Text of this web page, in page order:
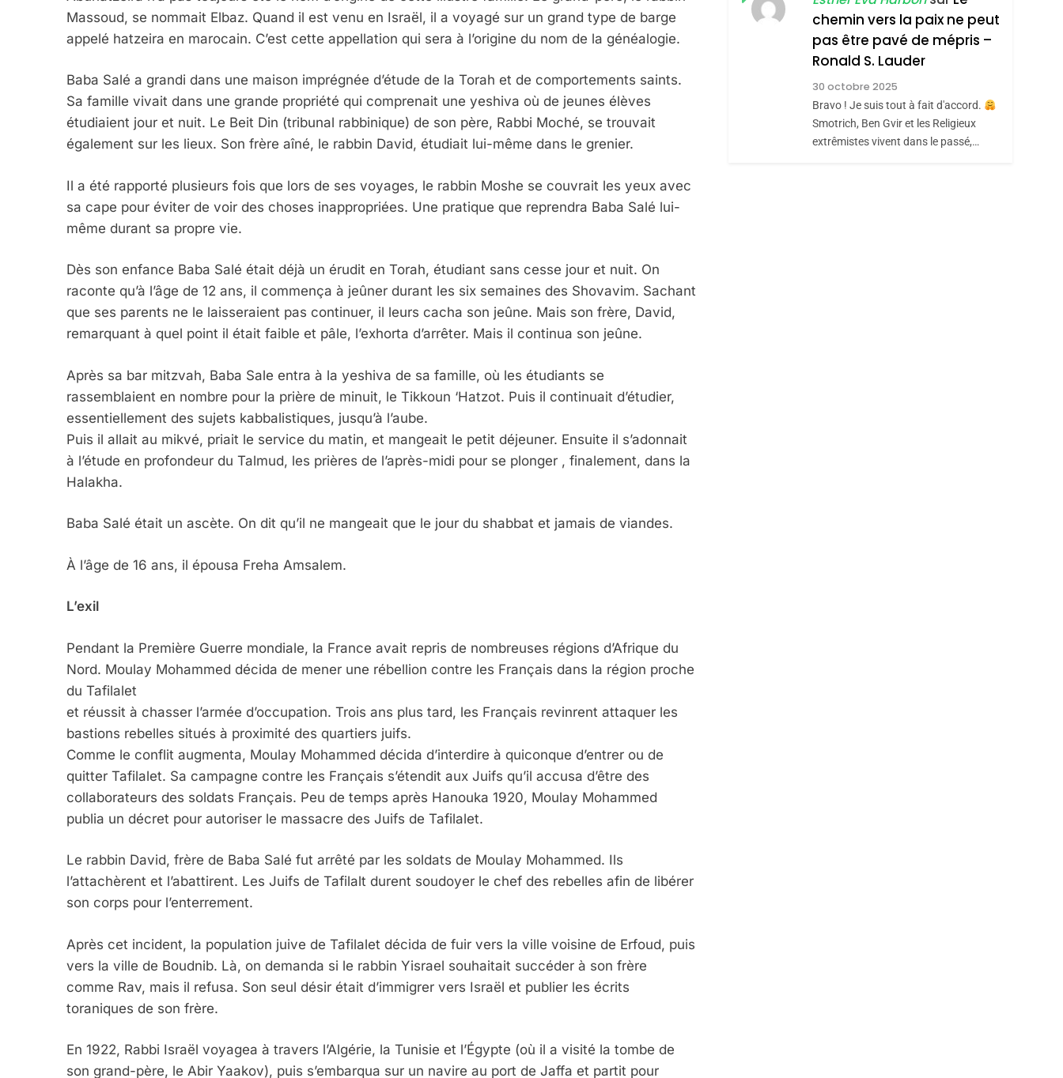
Massoud, se nommait Elbaz. Quand il est venu en Israël, il a voyagé sur un grand type de barge
appelé hatzeira en marocain. C’est cette appellation qui sera à l’origine du nom de la généalogie.
Baba Salé a grandi dans une maison imprégnée d’étude de la Torah et de comportements saints.
Sa famille vivait dans une grande propriété qui comprenait une yeshiva où de jeunes élèves
étudiaient jour et nuit. Le Beit Din (tribunal rabbinique) de son père, Rabbi Moché, se trouvait
également sur les lieux. Son frère aîné, le rabbin David, étudiait lui-même dans le grenier.
Il a été rapporté plusieurs fois que lors de ses voyages, le rabbin Moshe se couvrait les yeux avec
sa cape pour éviter de voir des choses inappropriées. Une pratique que reprendra Baba Salé lui-
même durant sa propre vie.
Dès son enfance Baba Salé était déjà un érudit en Torah, étudiant sans cesse jour et nuit. On
raconte qu’à l’âge de 12 ans, il commença à jeûner durant les six semaines des Shovavim. Sachant
que ses parents ne le laisseraient pas continuer, il leurs cacha son jeûne. Mais son frère, David,
remarquant à quel point il était faible et pâle, l’exhorta d’arrêter. Mais il continua son jeûne.
Après sa bar mitzvah, Baba Sale entra à la yeshiva de sa famille, où les étudiants se
rassemblaient en nombre pour la prière de minuit, le Tikkoun ‘Hatzot. Puis il continuait d’étudier,
essentiellement des sujets kabbalistiques, jusqu’à l’aube.
Puis il allait au mikvé, priait le service du matin, et mangeait le petit déjeuner. Ensuite il s’adonnait
à l’étude en profondeur du Talmud, les prières de l’après-midi pour se plonger , finalement, dans la
Halakha.
Baba Salé était un ascète. On dit qu’il ne mangeait que le jour du shabbat et jamais de viandes.
À l’âge de 16 ans, il épousa Freha Amsalem.
L’exil
Pendant la Première Guerre mondiale, la France avait repris de nombreuses régions d’Afrique du
Nord. Moulay Mohammed décida de mener une rébellion contre les Français dans la région proche
du Tafilalet
et réussit à chasser l’armée d’occupation. Trois ans plus tard, les Français revinrent attaquer les
bastions rebelles situés à proximité des quartiers juifs.
Comme le conflit augmenta, Moulay Mohammed décida d’interdire à quiconque d’entrer ou de
quitter Tafilalet. Sa campagne contre les Français s’étendit aux Juifs qu’il accusa d’être des
collaborateurs des soldats Français. Peu de temps après Hanouka 1920, Moulay Mohammed
publia un décret pour autoriser le massacre des Juifs de Tafilalet.
Le rabbin David, frère de Baba Salé fut arrêté par les soldats de Moulay Mohammed. Ils
l’attachèrent et l’abattirent. Les Juifs de Tafilalt durent soudoyer le chef des rebelles afin de libérer
son corps pour l’enterrement.
Après cet incident, la population juive de Tafilalet décida de fuir vers la ville voisine de Erfoud, puis
vers la ville de Boudnib. Là, on demanda si le rabbin Yisrael souhaitait succéder à son frère
comme Rav, mais il refusa. Son seul désir était d’immigrer vers Israël et publier les écrits
toraniques de son frère.
En 1922, Rabbi Israël voyagea à travers l’Algérie, la Tunisie et l’Égypte (où il a visité la tombe de
son grand-père, le Abir Yaakov), puis s’embarqua sur un navire au port de Jaffa et partit pour
POURQUOI JE
REVENDIQUE MA
JUDAÏTE Par Thérèse
Zrihen-Dvir
ISRAÉL JUDAISME
CE QUI NOUS
MANQUE – Jacques
Hadida
JUDAISME
Maroc : Les Amandes
chemin vers la paix ne peut
pas être pavé de mépris –
Ronald S. Lauder
30 octobre 2025
Bravo ! Je suis tout à fait d'accord.
Smotrich, Ben Gvir et les Religieux
extrêmistes vivent dans le passé,…